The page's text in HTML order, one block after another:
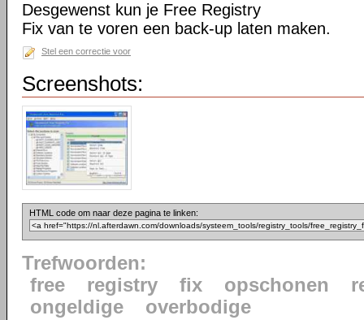
Desgewenst kun je Free Registry
Fix van te voren een back-up laten maken.
Stel een correctie voor
Screenshots:
HTML code om naar deze pagina te linken:
Trefwoorden:
free
registry fix opschonen
ongeldige
overbodige